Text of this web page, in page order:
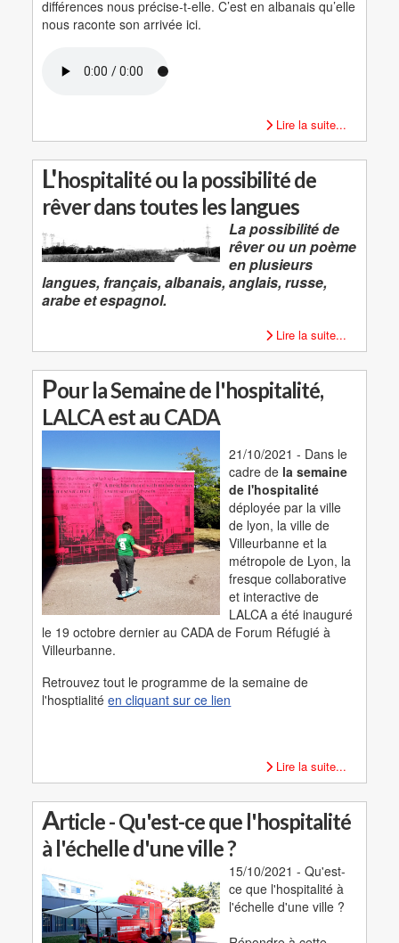
différences nous précise-t-elle. C’est en albanais qu’elle
nous raconte son arrivée ici.
Lire la suite...
L'hospitalité ou la possibilité de
rêver dans toutes les langues
La possibilité de
rêver ou un poème
en plusieurs
langues, français, albanais, anglais, russe,
arabe et espagnol.
Lire la suite...
Pour la Semaine de l'hospitalité,
LALCA est au CADA
21/10/2021 - Dans le
cadre de la semaine
de l'hospitalité
déployée par la ville
de lyon, la ville de
Villeurbanne et la
métropole de Lyon, la
fresque collaborative
et interactive de
LALCA a été inauguré
le 19 octobre dernier au CADA de Forum Réfugié à
Villeurbanne.
Retrouvez tout le programme de la semaine de
l'hosptialitéen cliquant sur ce lien
Lire la suite...
Article - Qu'est-ce que l'hospitalité
à l'échelle d'une ville ?
15/10/2021 - Qu'est-
ce que l'hospitalité à
l'échelle d'une ville ?